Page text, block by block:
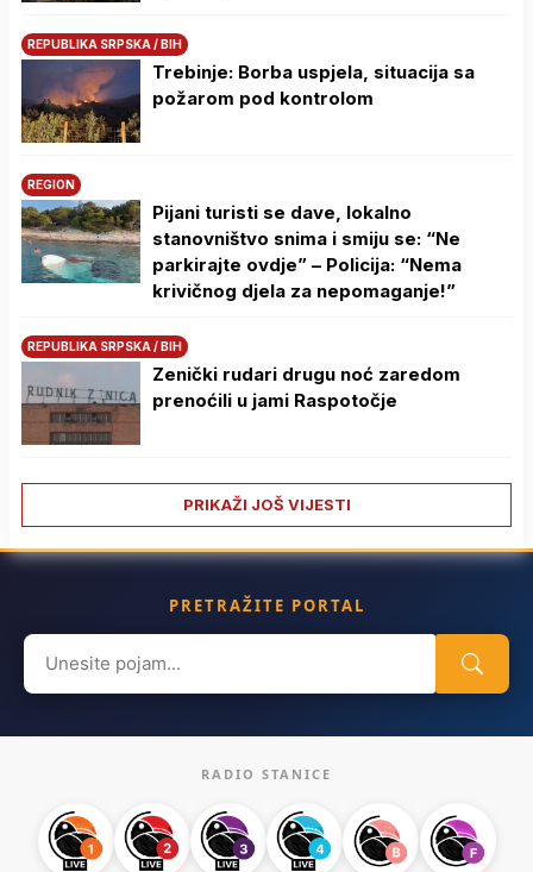
REPUBLIKA SRPSKA / BIH
Trebinje: Borba uspjela, situacija sa
požarom pod kontrolom
REGION
Pijani turisti se dave, lokalno
stanovništvo snima i smiju se: “Ne
parkirajte ovdje” – Policija: “Nema
krivičnog djela za nepomaganje!”
REPUBLIKA SRPSKA / BIH
Zenički rudari drugu noć zaredom
prenoćili u jami Raspotočje
PRIKAŽI JOŠ VIJESTI
PRETRAŽITE PORTAL
Search
for:
RADIO STANICE